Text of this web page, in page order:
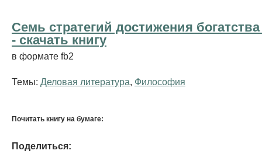
Семь стратегий достижения
- cкачать книгу
в формате fb2
Темы: Деловая литература Философия
Почитать книгу на бумаге:
Поделиться: